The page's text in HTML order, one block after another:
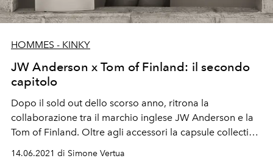
HOMMES - KINKY
JW Anderson x Tom of Finland: il secondo
capitolo
Dopo il sold out dello scorso anno, ritrona la
collaborazione tra il marchio inglese JW Anderson e la
Tom of Finland. Oltre agli accessori la capsule collection
include anche alcuni capi ready to wear.
14.06.2021 di Simone Vertua